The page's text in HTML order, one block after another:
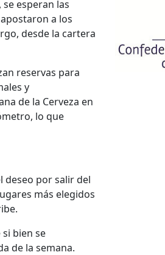
esperan las
a los
desde la cartera
reservas para
y
de la Cerveza en
lo que
deseo por salir del
más elegidos
bien se
de la semana.